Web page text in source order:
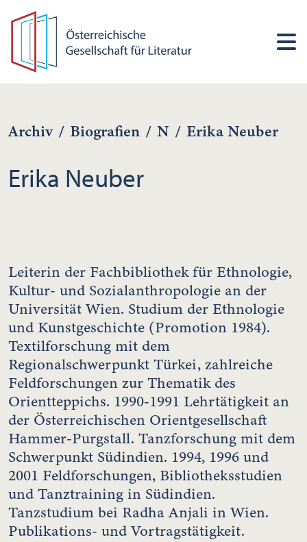
Archiv / Biografien / N / Erika Neuber
Erika Neuber
Leiterin der Fachbibliothek für Ethnologie,
Kultur- und Sozialanthropologie an der
Universität Wien. Studium der Ethnologie
und Kunstgeschichte (Promotion 1984).
Textilforschung mit dem
Regionalschwerpunkt Türkei, zahlreiche
Feldforschungen zur Thematik des
Orientteppichs. 1990-1991 Lehrtätigkeit an
der Österreichischen Orientgesellschaft
Hammer-Purgstall. Tanzforschung mit dem
Schwerpunkt Südindien. 1994, 1996 und
2001 Feldforschungen, Bibliotheksstudien
und Tanztraining in Südindien.
Tanzstudium bei Radha Anjali in Wien.
Publikations- und Vortragstätigkeit.